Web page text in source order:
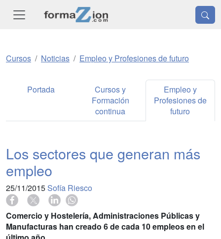
Cursos Noticias Empleo y Profesiones de futuro
Portada
Cursos y
Formación
continua
Empleo y
Profesiones de
futuro
Los sectores que generan más
empleo
25/11/2015 Sofía Riesco
Comercio y Hostelería, Administraciones Públicas y
Manufacturas han creado 6 de cada 10 empleos en el